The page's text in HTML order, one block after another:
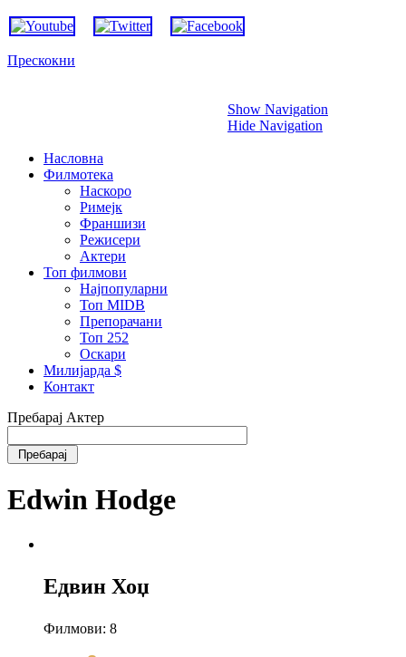
Прескокни
Show Navigation
Hide Navigation
Насловна
Филмотека
Наскоро
Римејк
Франшизи
Режисери
Актери
Топ филмови
Најпопуларни
Топ MIDB
Препорачани
Топ 252
Оскари
Милијарда $
Контакт
Пребарај Актер
Edwin Hodge
Едвин Хоџ
Филмови: 8